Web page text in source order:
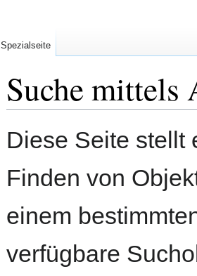
Suche
Navigation
Suche
Diese Seite
Finden von
einem
verfügbare
Spezialseite